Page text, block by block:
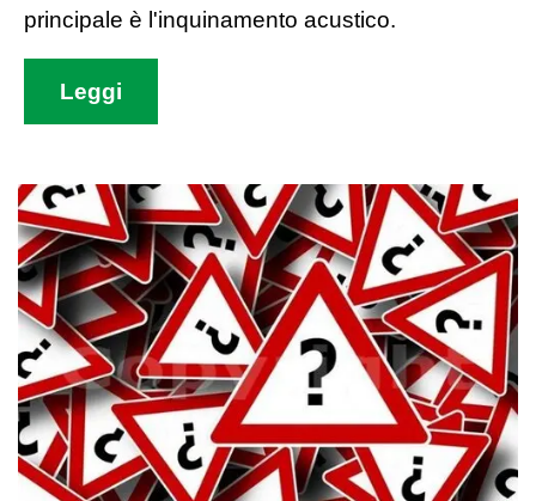
principale è l'inquinamento acustico.
Leggi